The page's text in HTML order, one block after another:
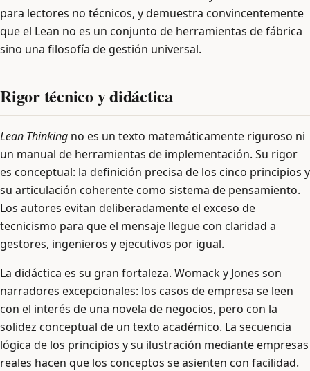
para lectores no técnicos, y demuestra convincentemente
que el Lean no es un conjunto de herramientas de fábrica
sino una filosofía de gestión universal.
Rigor técnico y didáctica
Lean Thinking no es un texto matemáticamente riguroso ni
un manual de herramientas de implementación. Su rigor
es conceptual: la definición precisa de los cinco principios y
su articulación coherente como sistema de pensamiento.
Los autores evitan deliberadamente el exceso de
tecnicismo para que el mensaje llegue con claridad a
gestores, ingenieros y ejecutivos por igual.
La didáctica es su gran fortaleza. Womack y Jones son
narradores excepcionales: los casos de empresa se leen
con el interés de una novela de negocios, pero con la
solidez conceptual de un texto académico. La secuencia
lógica de los principios y su ilustración mediante empresas
reales hacen que los conceptos se asienten con facilidad.